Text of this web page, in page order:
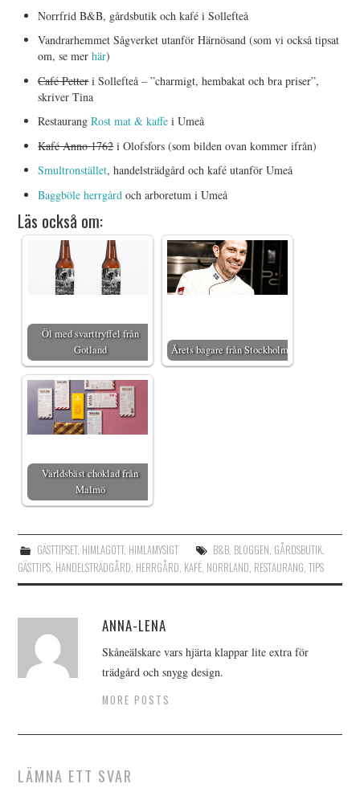
Norrfrid B&B, gårdsbutik och kafé i Sollefteå
Vandrarhemmet Sågverket utanför Härnösand (som vi också tipsat
om, se merhär)
Café Petteri Sollefteå – ”charmigt, hembakat och bra priser”,
skriver Tina
RestaurangRost mat & kaffe i Umeå
Kafé Anno 1762i Olofsfors (som bilden ovan kommer ifrån)
Smultronstället, handelsträdgård och kafé utanför Umeå
Baggböle herrgårdoch arboretum i Umeå
Läs också om:
Öl med svarttryffel från
Gotland
Årets bagare från Stockholm
Världsbäst choklad från
Malmö
GÄSTTIPSET, HIMLAGOTT, HIMLAMYSIGT B&B, BLOGGEN, GÅRDSBUTIK,
GÄSTTIPS, HANDELSTRÄDGÅRD, HERRGÅRD, KAFÉ, NORRLAND, RESTAURANG,TIPS
ANNA-LENA
Skåneälskare vars hjärta klappar lite extra för
trädgård och snygg design.
MORE POSTS
LÄMNA ETT SVAR